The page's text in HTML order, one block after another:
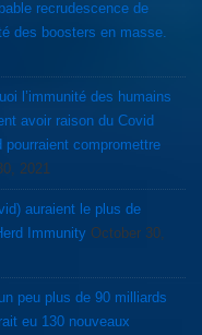
recrudescence de
des boosters en masse.
l’immunité des humains
avoir raison du Covid
pourraient compromettre
2021
auraient le plus de
Immunity October 30,
peu plus de 90 milliards
eu 130 nouveaux